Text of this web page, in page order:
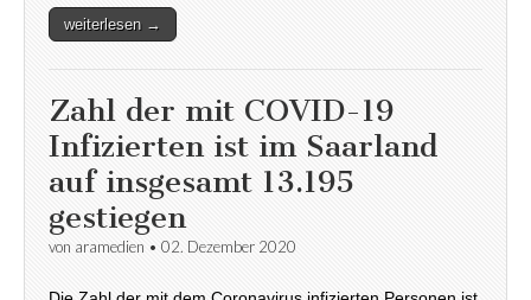
weiterlesen →
Zahl der mit COVID-19
Infizierten ist im Saarland
auf insgesamt 13.195
gestiegen
von aramedien • 02. Dezember 2020